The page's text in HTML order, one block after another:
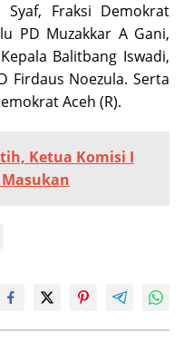
Syaf, Fraksi Demokrat
PD Muzakkar A Gani,
Balitbang Iswadi,
Firdaus Noezula. Serta
Aceh (R).
Ketua Komisi I
Masukan